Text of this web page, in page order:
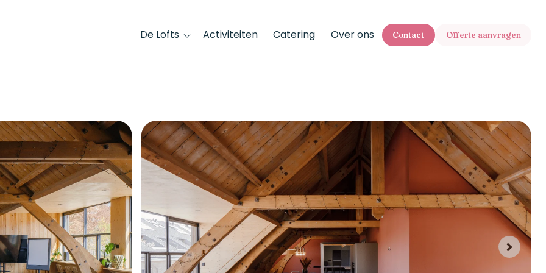
De Lofts Activiteiten Catering Over ons Contact Offerte aanvragen